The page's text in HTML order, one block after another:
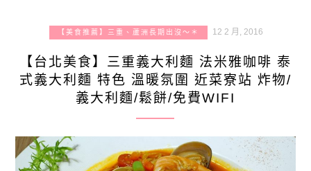
【美食推薦】三重、蘆洲長期出沒～＊ 12 2 月, 2016
【台北美食】三重義大利麵 法米雅咖啡 泰
式義大利麵 特色 溫暖氛圍 近菜寮站 炸物/
義大利麵/鬆餅/免費WIFI